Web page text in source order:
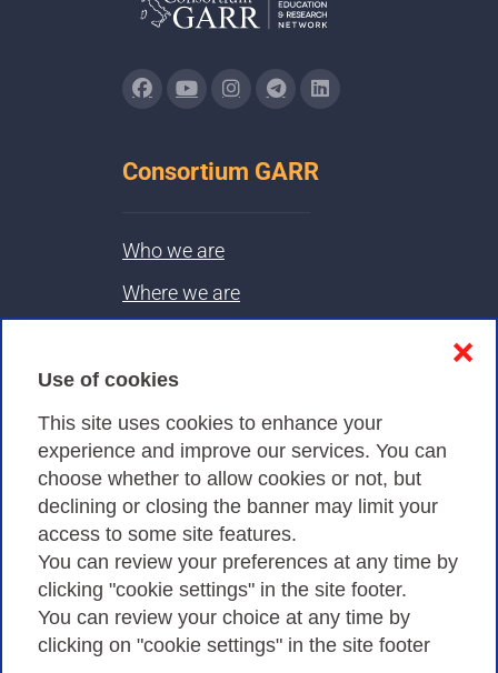
Use of cookies
This site uses cookies to enhance your
experience and improve our services. You can
choose whether to allow cookies or not, but
declining or closing the banner may limit your
access to some site features.
You can review your preferences at any time by
clicking "cookie settings" in the site footer.
You can review your choice at any time by
clicking on "cookie settings" in the site footer
❌
Consortium GARR
Who we are
Where we are
Privacy
Privacy Policy
Cookies Policy
Amministrazione trasparente